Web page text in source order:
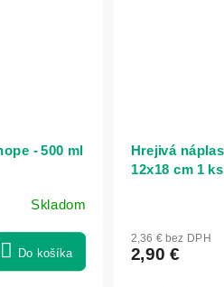
- 500 ml
Skladom
Do košíka
Hrejivá
12x18 cm 1
2,36 € bez DPH
2,90 €